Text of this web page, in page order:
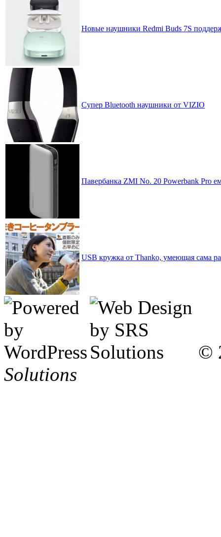
Новые наушники Redmi Buds 7S
Супер Bluetooth наушники от VIZIO
Павербанка ZMI No. 20 Powerbank Pro
USB кружка от Thanko, умеющая сама
©
Solutions